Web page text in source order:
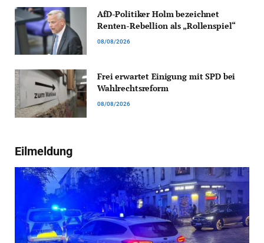
AfD-Politiker Holm bezeichnet
Renten-Rebellion als „Rollenspiel“
08/08/2026
Frei erwartet Einigung mit SPD bei
Wahlrechtsreform
08/08/2026
Eilmeldung